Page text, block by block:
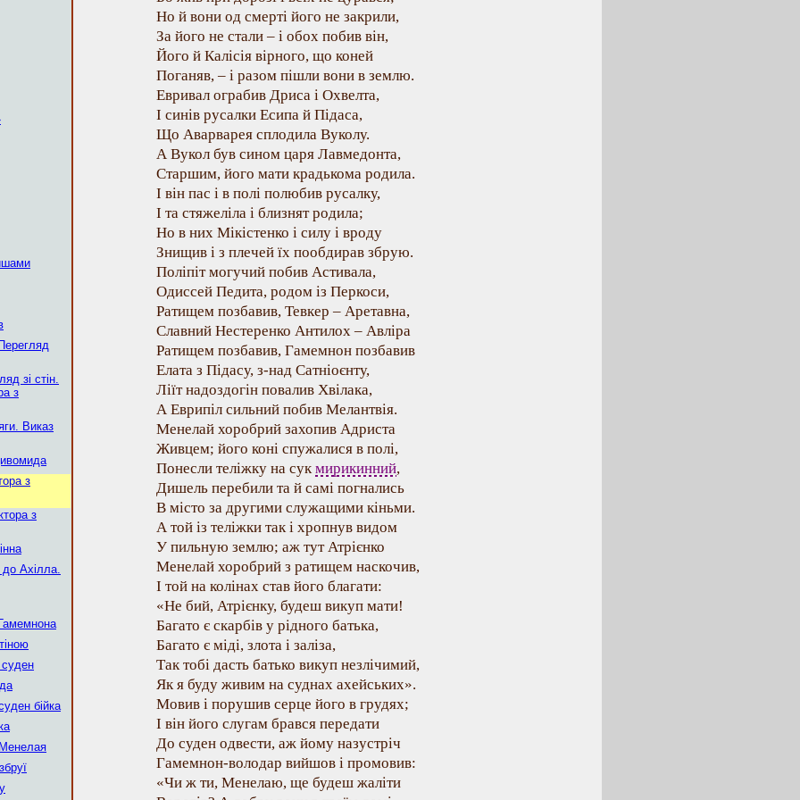
зі стін.
з
Виказ
з
з
Ахілла.
суден
бійка
Но й вони од смерті його не закрили,
За його не стали – і обох побив він,
Його й Калісія вірного, що коней
Поганяв, – і разом пішли вони в землю.
Евривал ограбив Дриса і Охвелта,
І синів русалки Есипа й Підаса,
Що Аварварея сплодила Вуколу.
А Вукол був сином царя Лавмедонта,
Старшим, його мати крадькома родила.
І він пас і в полі полюбив русалку,
І та стяжеліла і близнят родила;
Но в них Мікістенко і силу і вроду
Знищив і з плечей їх пообдирав збрую.
Поліпіт могучий побив Астивала,
Одиссей Педита, родом із Перкоси,
Ратищем позбавив, Тевкер – Аретавна,
Славний Нестеренко Антилох – Авліра
Ратищем позбавив, Гамемнон позбавив
Елата з Підасу, з-над Сатніоєнту,
Ліїт надоздогін повалив Хвілака,
А Еврипіл сильний побив Мелантвія.
Менелай хоробрий захопив Адриста
Живцем; його коні спужалися в полі,
Понесли теліжку на сукмирикинний,
Дишель перебили та й самі погнались
В місто за другими служащими кіньми.
А той із теліжки так і хропнув видом
У пильную землю; аж тут Атрієнко
Менелай хоробрий з ратищем наскочив,
І той на колінах став його благати:
«Не бий, Атрієнку, будеш викуп мати!
Багато є скарбів у рідного батька,
Багато є міді, злота і заліза,
Так тобі дасть батько викуп незлічимий,
Як я буду живим на суднах ахейських».
Мовив і порушив серце його в грудях;
І він його слугам брався передати
До суден одвести, аж йому назустріч
Гамемнон-володар вийшов і промовив:
«Чи ж ти, Менелаю, ще будеш жаліти